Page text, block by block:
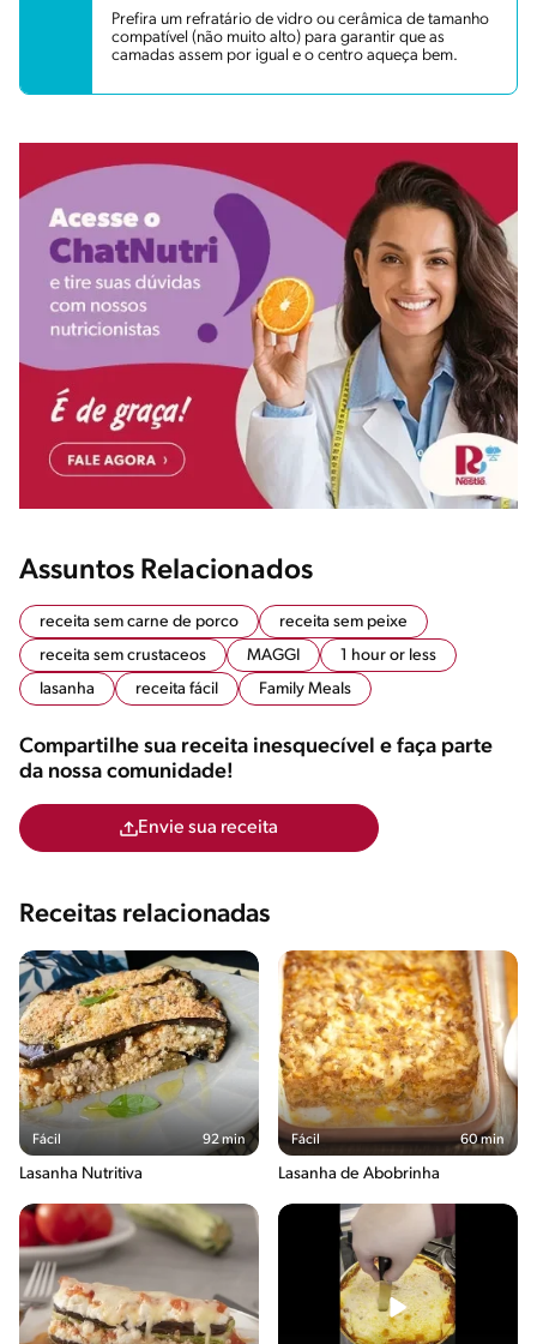
Prefira um refratário de vidro ou cerâmica de tamanho
compatível (não muito alto) para garantir que as
camadas assem por igual e o centro aqueça bem.
Assuntos Relacionados
receita sem carne de porco
receita sem peixe
receita sem crustaceos
MAGGI
1 hour or less
lasanha
receita fácil Family Meals
Compartilhe sua receita inesquecível e faça parte
da nossa comunidade!
Envie sua receita
Receitas relacionadas
Fácil 92 min
Lasanha Nutritiva
Fácil 60 min
Lasanha de Abobrinha